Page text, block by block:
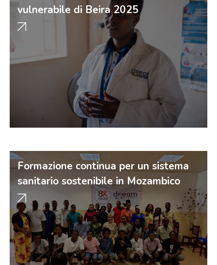
vulnerabile di Beira 2025
Formazione continua per un sistema
sanitario sostenibile in Mozambico